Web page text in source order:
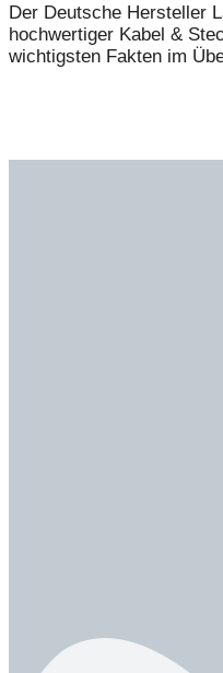
Der Deutsche Hersteller
hochwertiger Kabel &
wichtigsten Fakten im